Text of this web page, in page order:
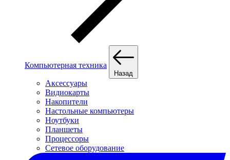
Компьютерная техника
Назад
Аксессуары
Видиокарты
Накопители
Настольные компьютеры
Ноутбуки
Планшеты
Процессоры
Сетевое оборудование